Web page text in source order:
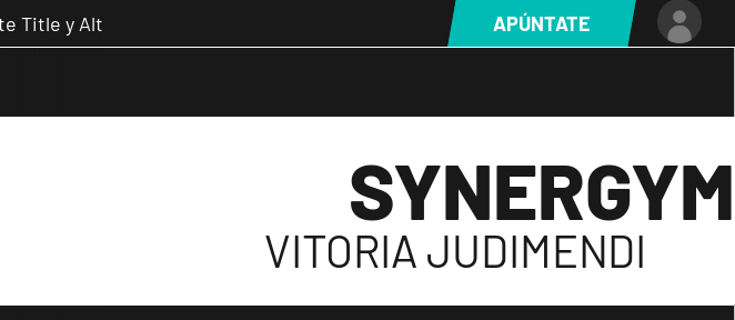
APÚNTATE
SYNERGYM
VITORIA JUDIMENDI